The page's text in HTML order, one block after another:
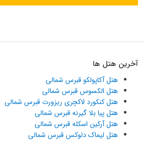
آخرین هتل ها
هتل آکاپولکو قبرس شمالی
هتل الکسوس قبرس شمالی
هتل کنکورد لاکچری ریزورت قبرس شمالی
هتل پیا بلا گیرنه قبرس شمالی
هتل آرکین اسکله قبرس شمالی
هتل لیماک دلوکس قبرس شمالی